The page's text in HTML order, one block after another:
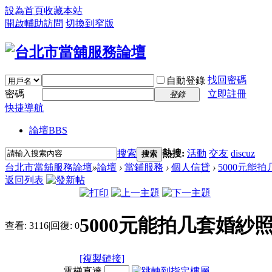
設為首頁收藏本站
開啟輔助訪問 切換到窄版
自動登錄 找回密碼
密碼
登錄
立即註冊
快捷導航
論壇BBS
搜索 搜索 熱搜: 活動 交友 discuz
台北市當舖服務論壇»論壇 › 當鋪服務 › 個人信貸 › 5000元能拍
返回列表
查看: 3116|回復: 05000元能拍几套婚紗照
[複製鏈接]